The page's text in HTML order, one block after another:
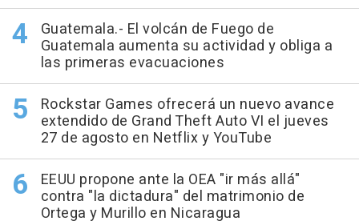
Guatemala.- El volcán de Fuego de
Guatemala aumenta su actividad y obliga a
las primeras evacuaciones
Rockstar Games ofrecerá un nuevo avance
extendido de Grand Theft Auto VI el jueves
27 de agosto en Netflix y YouTube
EEUU propone ante la OEA "ir más allá"
contra "la dictadura" del matrimonio de
Ortega y Murillo en Nicaragua